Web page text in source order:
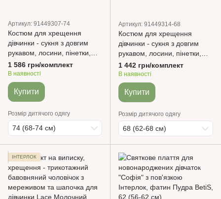
Артикул: 91449307-74
Костюм для хрещення
дівчинки - сукня з довгим
рукавом, лосини, пінетки,
шапочка - Мальва Інтерлок
молочний BetiS
1 586 грн/комплект
В наявності
Купити
Розмір дитячого одягу
74 (68-74 см)
Артикул: 91449314-68
Костюм для хрещення
дівчинки - сукня з довгим
рукавом, лосини, пінетки,
шапочка - Мальва Інтерлок
білий BetiS
1 442 грн/комплект
В наявності
Купити
Розмір дитячого одягу
68 (62-68 см)
ІНТЕРЛОК